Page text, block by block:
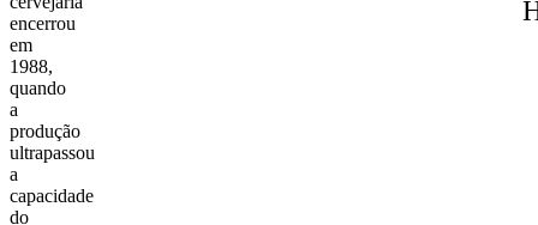
encerrou
em
1988,
quando
a
produção
ultrapassou
a
capacidade
do